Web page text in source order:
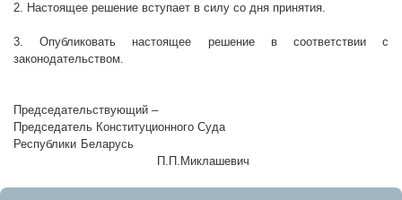
2. Настоящее решение вступает в силу со дня принятия.
3. Опубликовать настоящее решение в соответствии с
законодательством.
Председательствующий –
Председатель Конституционного Суда
Республики Беларусь
П.П.Миклашевич